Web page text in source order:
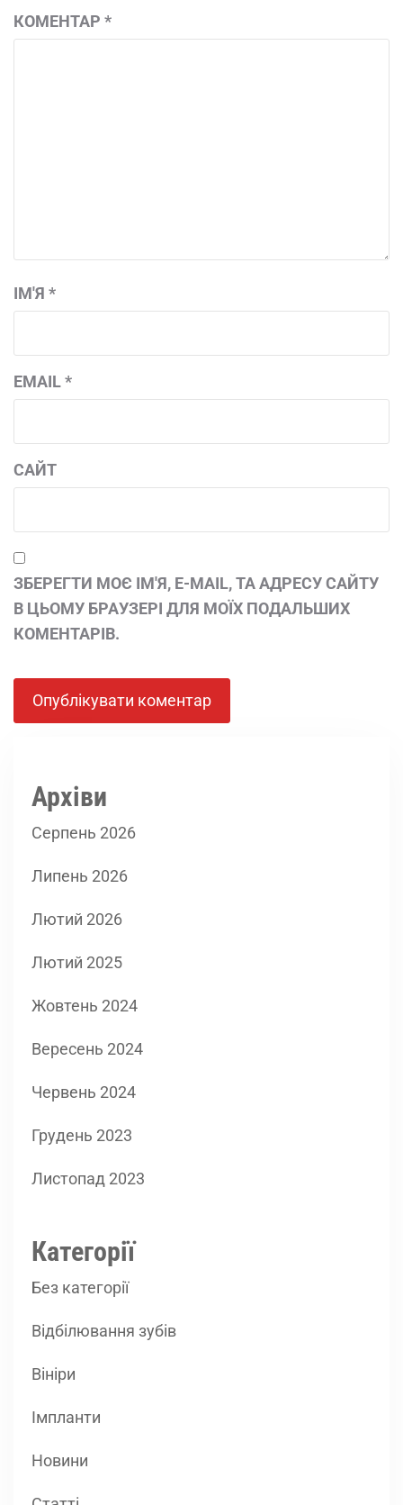
КОМЕНТАР *
ІМ'Я *
EMAIL*
САЙТ
ЗБЕРЕГТИ МОЄ ІМ'Я, E-MAIL, ТА АДРЕСУ САЙТУ
В ЦЬОМУ БРАУЗЕРІ ДЛЯ МОЇХ ПОДАЛЬШИХ
КОМЕНТАРІВ.
Архіви
Серпень 2026
Липень 2026
Лютий 2026
Лютий 2025
Жовтень 2024
Вересень 2024
Червень 2024
Грудень 2023
Листопад 2023
Категорії
Без категорії
Відбілювання зубів
Вініри
Імпланти
Новини